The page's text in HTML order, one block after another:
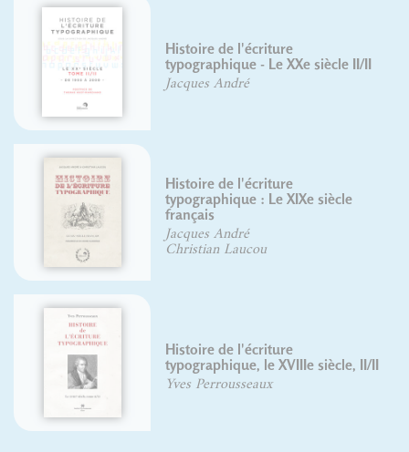
Histoire de l'écriture
typographique - Le XXe siècle II/II
Jacques André
Histoire de l'écriture
typographique : Le XIXe siècle
Jacques André
Christian Laucou
Histoire de l'écriture
typographique, le XVIIIe siècle, II/II
Yves Perrousseaux